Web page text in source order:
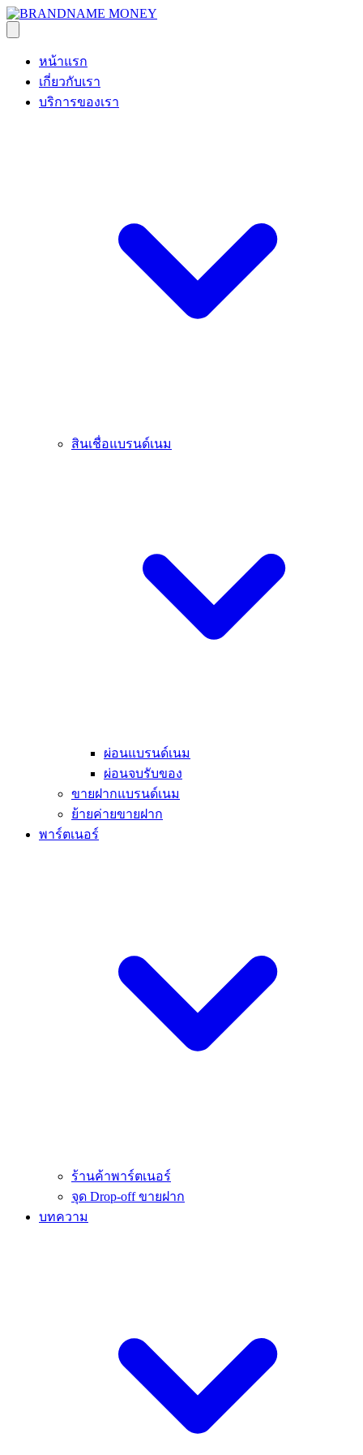
หน้าแรก
เกี่ยวกับเรา
บริการของเรา
สินเชื่อแบรนด์เนม
ผ่อนแบรนด์เนม
ผ่อนจบรับของ
ขายฝากแบรนด์เนม
ย้ายค่ายขายฝาก
พาร์ตเนอร์
ร้านค้าพาร์ตเนอร์
จุด Drop-off ขายฝาก
บทความ